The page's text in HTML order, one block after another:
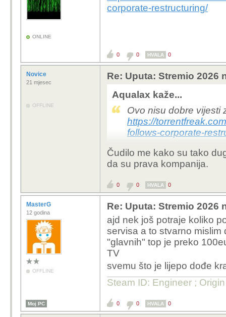
ONLINE
corporate-restructuring/
0 0 HVALA 0
Novice
21 mjesec
OFFLINE
Re: Uputa: Stremio 2026
Aqualax kaže...
Ovo nisu dobre vijesti
https://
follows-corporate-
Čudilo me kako su tako
da su prava kompanija.
0 0 HVALA 0
MasterG
12 godina
OFFLINE
Re: Uputa: Stremio 2026
ajd nek još potraje koliko
servisa a to stvarno
"glavnih" top je preko
TV
svemu što je lijepo dođe
Steam ID: Engineer ;
Moj PC 0 0 HVALA 0